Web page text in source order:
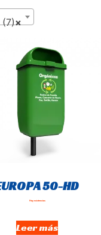
×
50-HD
Hay existencias
Leer más